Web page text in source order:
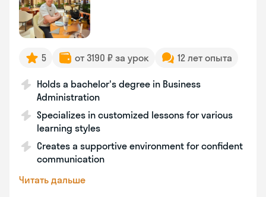
5 от 3190 ₽ за урок 12 лет опыта
Holds a bachelor's degree in Business
Administration
Specializes in customized lessons for various
learning styles
Creates a supportive environment for confident
communication
Читать дальше